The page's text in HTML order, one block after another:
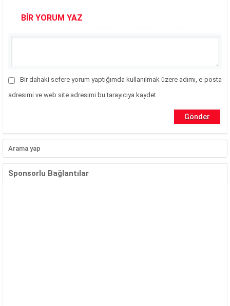
BİR YORUM YAZ
Bir dahaki sefere yorum yaptığımda kullanılmak üzere adımı, e-posta
adresimi ve web site adresimi bu tarayıcıya kaydet.
Sponsorlu Bağlantılar